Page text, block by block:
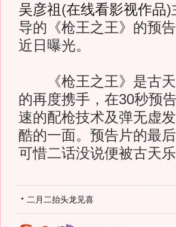
吴彦祖 (在线看影视作品)
导的《枪王之王》的预
近日曝光。
《枪王之王》是古天
的再度携手，在30秒预
速的配枪技术及弹无虚
酷的一面。预告片的最
可惜二话没说便被古天
二月二抬头龙见喜